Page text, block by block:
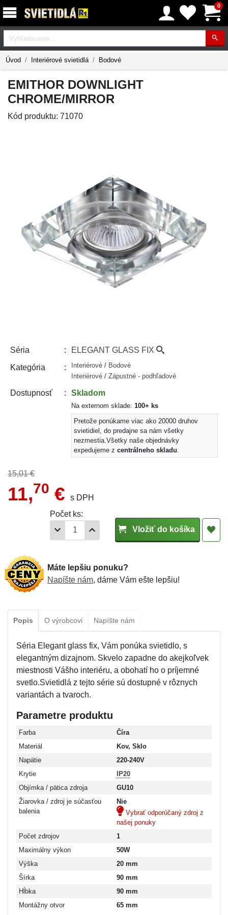
0
Vyhľadávanie
Úvod Interiérové svietidlá Bodové
EMITHOR DOWNLIGHT
CHROME/MIRROR
Kód produktu: 71070
Séria ELEGANT GLASS FIX
Kategória Interiérové / Bodové
Interiérové / Zápustné - podhľadové
Dostupnosť Skladom
Na externom sklade: 100+ ks
Pretože ponúkame viac ako 20000 druhov
svietidiel, do predajne sa nám všetky
nezmestia. Všetky naše objednávky
expedujeme z centrálneho skladu
15,01 €
11,70 €
s DPH
Počet ks:
Vložiť do košíka
Máte lepšiu ponuku?
Napíšte nám, dáme Vám ešte lepšiu!
Popis O výrobcovi Napíšte nám
Séria Elegant glass fix, Vám ponúka svietidlo, s
elegantným dizajnom. Skvelo zapadne do akejkoľvek
miestnosti Vášho interiéru, a obohatí ho o príjemné
svetlo.Svietidlá z tejto série sú dostupné v rôznych
variantách a tvaroch.
Parametre produktu
Farba
Číra
Materiál
Kov, Sklo
Napätie
220-240V
Krytie
IP20
Objímka / pätica zdroja
GU10
Žiarovka / zdroj je súčasťou
balenia
Nie
Vybrať odporúčaný zdroj z
našej ponuky
Počet zdrojov
1
Maximálny výkon
50W
Výška
20 mm
Šírka
90 mm
Hĺbka
90 mm
Montážny otvor
65 mm